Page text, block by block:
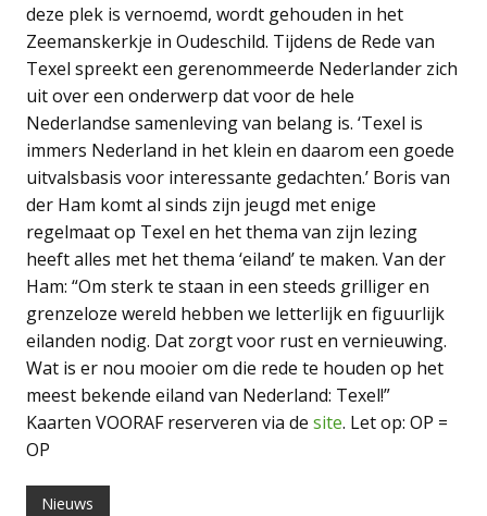
deze plek is vernoemd, wordt gehouden in het
Zeemanskerkje in Oudeschild. Tijdens de Rede van
Texel spreekt een gerenommeerde Nederlander zich
uit over een onderwerp dat voor de hele
Nederlandse samenleving van belang is. ‘Texel is
immers Nederland in het klein en daarom een goede
uitvalsbasis voor interessante gedachten.’ Boris van
der Ham komt al sinds zijn jeugd met enige
regelmaat op Texel en het thema van zijn lezing
heeft alles met het thema ‘eiland’ te maken. Van der
Ham: “Om sterk te staan in een steeds grilliger en
grenzeloze wereld hebben we letterlijk en figuurlijk
eilanden nodig. Dat zorgt voor rust en vernieuwing.
Wat is er nou mooier om die rede te houden op het
meest bekende eiland van Nederland: Texel!”
Kaarten VOORAF reserveren via de site. Let op: OP =
OP
Nieuws